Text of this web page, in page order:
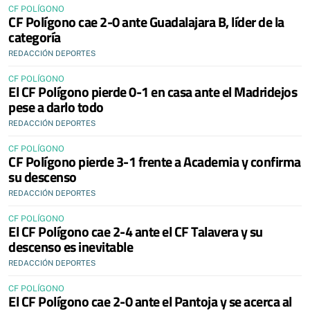
CF POLÍGONO
CF Polígono cae 2-0 ante Guadalajara B, líder de la
categoría
REDACCIÓN DEPORTES
CF POLÍGONO
El CF Polígono pierde 0-1 en casa ante el Madridejos
pese a darlo todo
REDACCIÓN DEPORTES
CF POLÍGONO
CF Polígono pierde 3-1 frente a Academia y confirma
su descenso
REDACCIÓN DEPORTES
CF POLÍGONO
El CF Polígono cae 2-4 ante el CF Talavera y su
descenso es inevitable
REDACCIÓN DEPORTES
CF POLÍGONO
El CF Polígono cae 2-0 ante el Pantoja y se acerca al